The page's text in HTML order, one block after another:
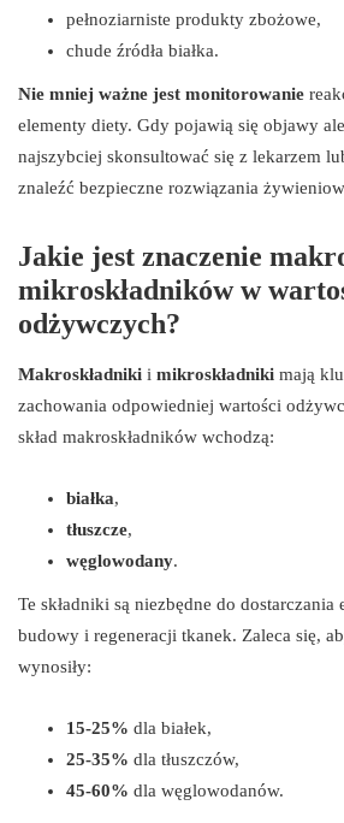
pełnoziarniste produkty zbożowe,
chude źródła białka.
Nie mniej ważne jest monitorowanie
elementy diety. Gdy pojawią się objawy
najszybciej skonsultować się z lekarzem
znaleźć bezpieczne rozwiązania
Jakie jest znaczenie
mikroskładników w
odżywczych?
Makroskładniki i mikroskładniki mają
zachowania odpowiedniej wartości
skład makroskładników wchodzą:
białka,
tłuszcze,
węglowodany.
Te składniki są niezbędne do dostarczania
budowy i regeneracji tkanek. Zaleca się,
wynosiły:
15-25% dla białek,
25-35% dla tłuszczów,
45-60% dla węglowodanów.